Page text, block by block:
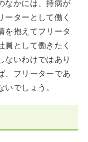
なかには、持病が
ーターとして働く
を抱えてフリータ
員として働きたく
ないわけではあり
、フリーターであ
でしょう。